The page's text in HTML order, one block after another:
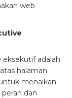
web
eksekutif adalah
halaman
menaikan
dan